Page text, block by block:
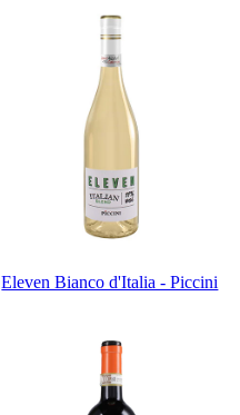
Eleven Bianco d'Italia - Piccini